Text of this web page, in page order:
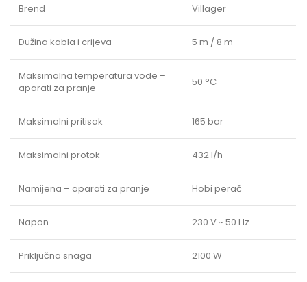
Brend Villager
Dužina kabla i crijeva 5 m / 8 m
Maksimalna temperatura vode –
aparati za pranje
50 °C
Maksimalni pritisak 165 bar
Maksimalni protok 432 l/h
Namijena – aparati za pranje Hobi perač
Napon 230 V ~ 50 Hz
Priključna snaga 2100 W